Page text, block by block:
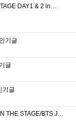
DAY1 & 2 in…
THE STAGE/BTS J…